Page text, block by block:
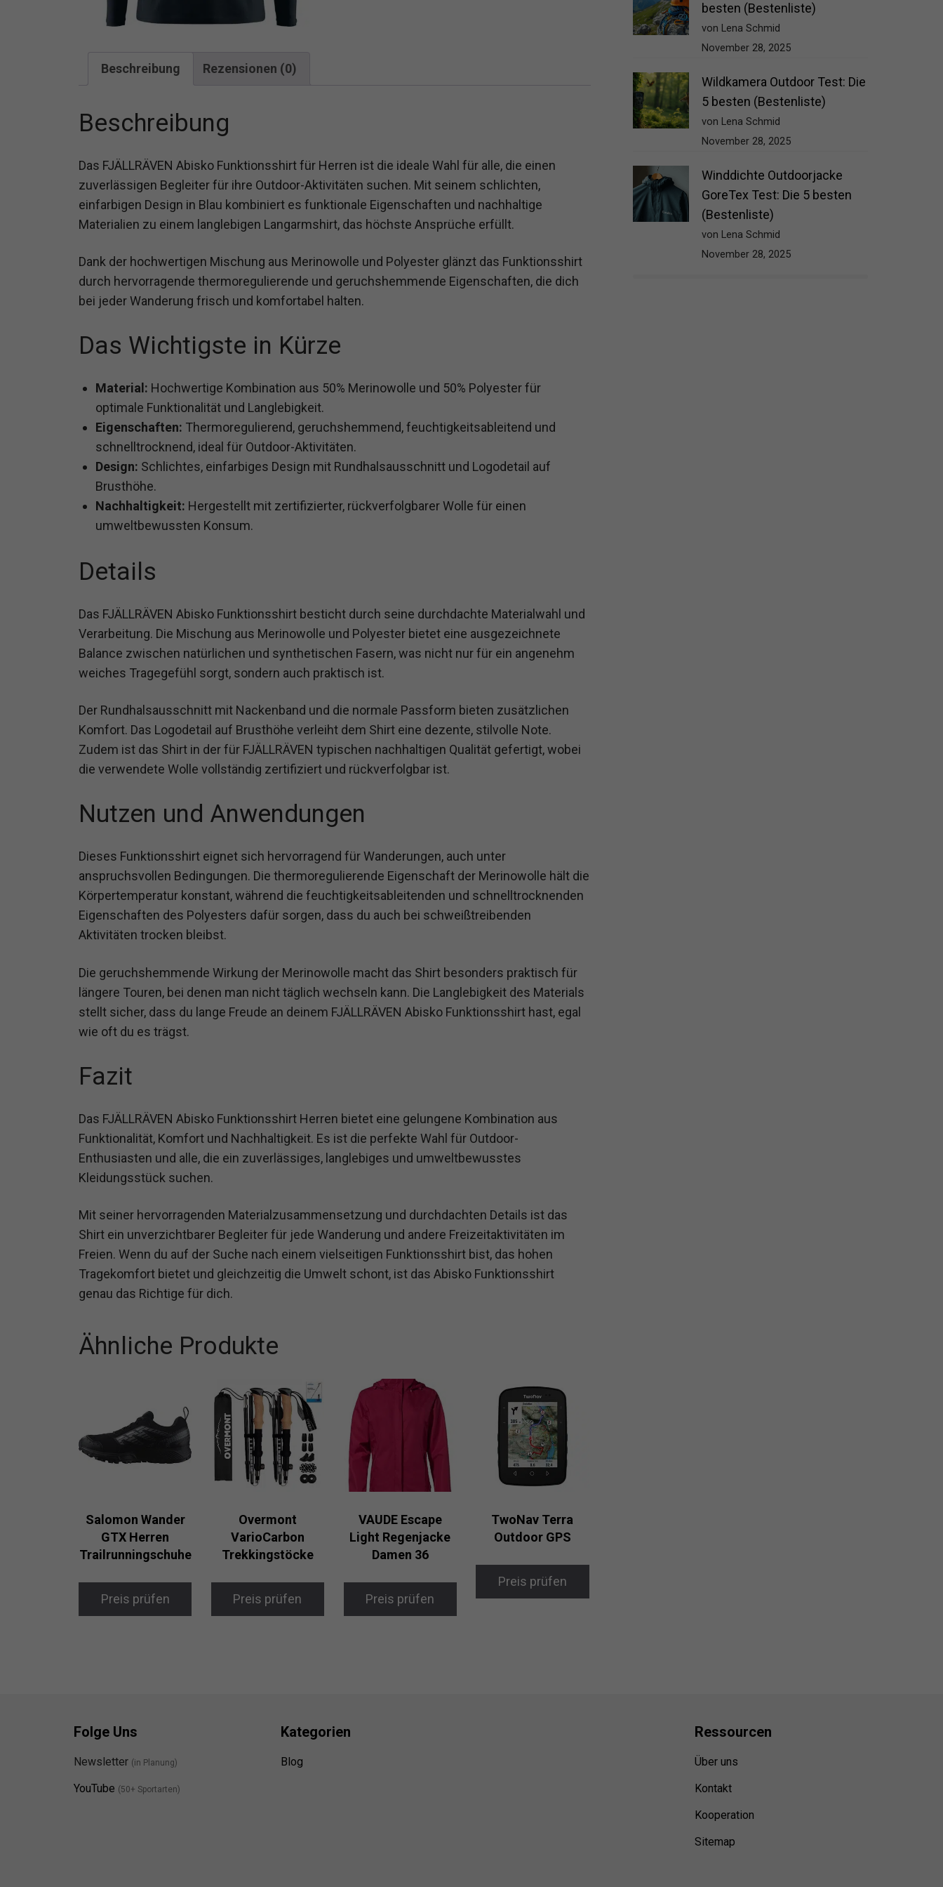
Beschreibung Rezensionen (0)
Beschreibung
Das FJÄLLRÄVEN Abisko Funktionsshirt für Herren ist die ideale Wahl für alle, die einen
zuverlässigen Begleiter für ihre Outdoor-Aktivitäten suchen. Mit seinem schlichten,
einfarbigen Design in Blau kombiniert es funktionale Eigenschaften und nachhaltige
Materialien zu einem langlebigen Langarmshirt, das höchste Ansprüche erfüllt.
Dank der hochwertigen Mischung aus Merinowolle und Polyester glänzt das Funktionsshirt
durch hervorragende thermoregulierende und geruchshemmende Eigenschaften, die dich
bei jeder Wanderung frisch und komfortabel halten.
Das Wichtigste in Kürze
Material: Hochwertige Kombination aus 50% Merinowolle und 50% Polyester für
optimale Funktionalität und Langlebigkeit.
Eigenschaften: Thermoregulierend, geruchshemmend, feuchtigkeitsableitend und
schnelltrocknend, ideal für Outdoor-Aktivitäten.
Design: Schlichtes, einfarbiges Design mit Rundhalsausschnitt und Logodetail auf
Brusthöhe.
Nachhaltigkeit: Hergestellt mit zertifizierter, rückverfolgbarer Wolle für einen
umweltbewussten Konsum.
Details
Das FJÄLLRÄVEN Abisko Funktionsshirt besticht durch seine durchdachte Materialwahl und
Verarbeitung. Die Mischung aus Merinowolle und Polyester bietet eine ausgezeichnete
Balance zwischen natürlichen und synthetischen Fasern, was nicht nur für ein angenehm
weiches Tragegefühl sorgt, sondern auch praktisch ist.
Der Rundhalsausschnitt mit Nackenband und die normale Passform bieten zusätzlichen
Komfort. Das Logodetail auf Brusthöhe verleiht dem Shirt eine dezente, stilvolle Note.
Zudem ist das Shirt in der für FJÄLLRÄVEN typischen nachhaltigen Qualität gefertigt, wobei
die verwendete Wolle vollständig zertifiziert und rückverfolgbar ist.
Nutzen und Anwendungen
Dieses Funktionsshirt eignet sich hervorragend für Wanderungen, auch unter
anspruchsvollen Bedingungen. Die thermoregulierende Eigenschaft der Merinowolle hält die
Körpertemperatur konstant, während die feuchtigkeitsableitenden und schnelltrocknenden
Eigenschaften des Polyesters dafür sorgen, dass du auch bei schweißtreibenden
Aktivitäten trocken bleibst.
Die geruchshemmende Wirkung der Merinowolle macht das Shirt besonders praktisch für
längere Touren, bei denen man nicht täglich wechseln kann. Die Langlebigkeit des Materials
stellt sicher, dass du lange Freude an deinem FJÄLLRÄVEN Abisko Funktionsshirt hast, egal
wie oft du es trägst.
Fazit
Das FJÄLLRÄVEN Abisko Funktionsshirt Herren bietet eine gelungene Kombination aus
Funktionalität, Komfort und Nachhaltigkeit. Es ist die perfekte Wahl für Outdoor-
Enthusiasten und alle, die ein zuverlässiges, langlebiges und umweltbewusstes
Kleidungsstück suchen.
Mit seiner hervorragenden Materialzusammensetzung und durchdachten Details ist das
Shirt ein unverzichtbarer Begleiter für jede Wanderung und andere Freizeitaktivitäten im
Freien. Wenn du auf der Suche nach einem vielseitigen Funktionsshirt bist, das hohen
Tragekomfort bietet und gleichzeitig die Umwelt schont, ist das Abisko Funktionsshirt
genau das Richtige für dich.
Ähnliche Produkte
Salomon Wander
GTX Herren
Trailrunningschuhe
Preis prüfen
Overmont
VarioCarbon
Trekkingstöcke
Preis prüfen
VAUDE Escape
Light Regenjacke
Damen 36
Preis prüfen
TwoNav Terra
Outdoor GPS
Preis prüfen
besten (Bestenliste)
von Lena Schmid
November 28, 2025
Wildkamera Outdoor Test: Die
5 besten (Bestenliste)
von Lena Schmid
November 28, 2025
Winddichte Outdoorjacke
GoreTex Test: Die 5 besten
(Bestenliste)
von Lena Schmid
November 28, 2025
Folge Uns
Newsletter (in Planung)
YouTube (50+ Sportarten)
Kategorien
Blog
Ressourcen
Über uns
Kontakt
Kooperation
Sitemap